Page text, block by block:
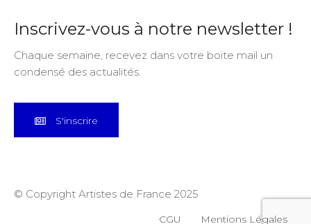
Inscrivez-vous à notre newsletter !
Chaque semaine, recevez dans votre boite mail un
condensé des actualités.
S'inscrire
© Copyright Artistes de France 2025
CGU Mentions Légales